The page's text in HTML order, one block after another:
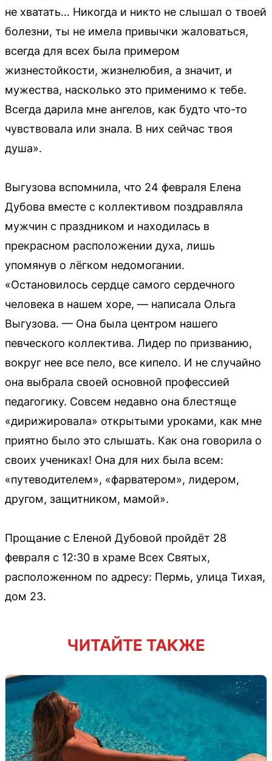
не хватать… Никогда и никто не слышал о твоей
болезни, ты не имела привычки жаловаться,
всегда для всех была примером
жизнестойкости, жизнелюбия, а значит, и
мужества, насколько это применимо к тебе.
Всегда дарила мне ангелов, как будто что-то
чувствовала или знала. В них сейчас твоя
душа».
Выгузова вспомнила, что 24 февраля Елена
Дубова вместе с коллективом поздравляла
мужчин с праздником и находилась в
прекрасном расположении духа, лишь
упомянув о лёгком недомогании.
«Остановилось сердце самого сердечного
человека в нашем хоре, — написала Ольга
Выгузова. — Она была центром нашего
певческого коллектива. Лидер по призванию,
вокруг нее все пело, все кипело. И не случайно
она выбрала своей основной профессией
педагогику. Совсем недавно она блестяще
«дирижировала» открытыми уроками, как мне
приятно было это слышать. Как она говорила о
своих учениках! Она для них была всем:
«путеводителем», «фарватером», лидером,
другом, защитником, мамой».
Прощание с Еленой Дубовой пройдёт 28
февраля с 12:30 в храме Всех Святых,
расположенном по адресу: Пермь, улица Тихая,
дом 23.
ЧИТАЙТЕ ТАКЖЕ